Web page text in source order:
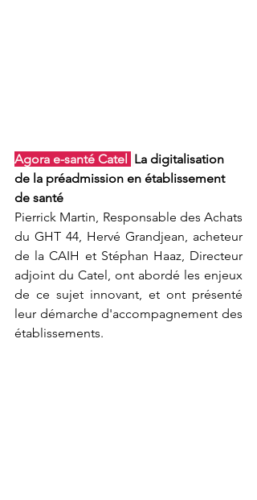
Agora e-santé Catel
La digitalisation
de la préadmission en établissement
de santé
Pierrick Martin, Responsable des Achats
du GHT 44, Hervé Grandjean, acheteur
de la CAIH et Stéphan Haaz, Directeur
adjoint du Catel, ont abordé les enjeux
de ce sujet innovant, et ont présenté
leur démarche d'accompagnement des
établissements.